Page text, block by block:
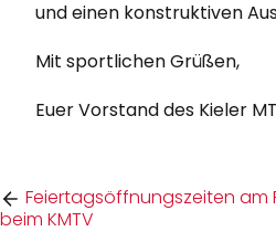
und einen konstruktiven
Mit sportlichen Grüßen,
Euer Vorstand des Kieler
Feiertagsöffnungszeiten
beim KMTV